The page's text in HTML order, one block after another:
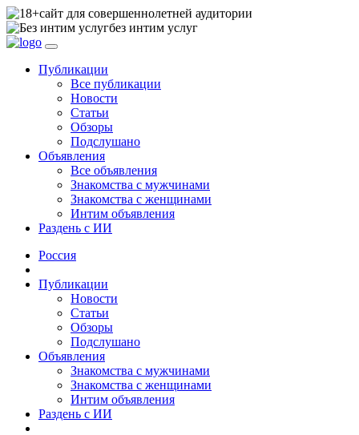
сайт для совершеннолетней аудитории
без интим услуг
Публикации
Все публикации
Новости
Статьи
Обзоры
Подслушано
Объявления
Все объявления
Знакомства с мужчинами
Знакомства с женщинами
Интим объявления
Раздень с ИИ
Россия
Публикации
Новости
Статьи
Обзоры
Подслушано
Объявления
Знакомства с мужчинами
Знакомства с женщинами
Интим объявления
Раздень с ИИ